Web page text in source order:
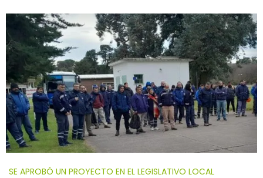
SE APROBÓ UN PROYECTO EN EL LEGISLATIVO LOCAL